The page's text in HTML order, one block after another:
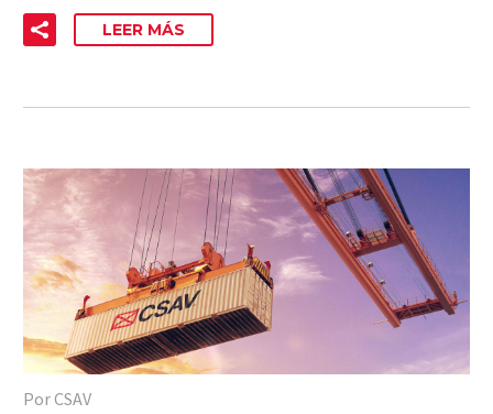
LEER MÁS
Por CSAV